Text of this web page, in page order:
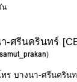
น
-ศรีนครินทร์
)
ร บางนา-ศรีนคริน